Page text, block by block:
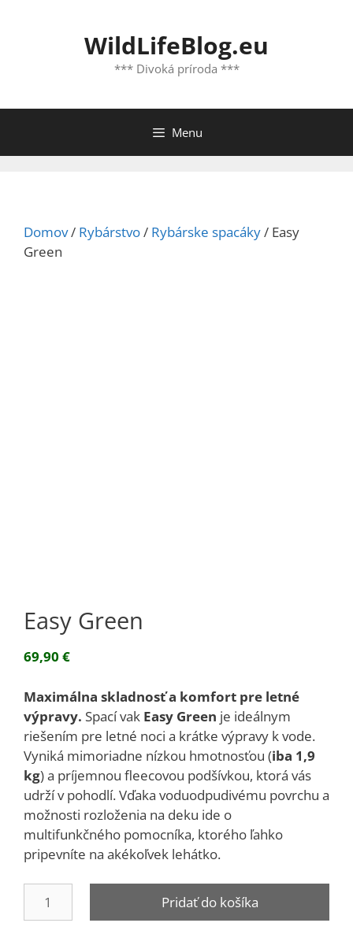
WildLifeBlog.eu
*** Divoká príroda ***
Menu
Domov/ Rybárstvo/ Rybárske spacáky/ Easy
Green
Easy Green
69,90 €
Maximálna skladnosť a komfort pre letné
výpravy. Spací vak Easy Green je ideálnym
riešením pre letné noci a krátke výpravy k vode.
Vyniká mimoriadne nízkou hmotnosťou (iba 1,9
kg) a príjemnou fleecovou podšívkou, ktorá vás
udrží v pohodlí. Vďaka voduodpudivému povrchu a
možnosti rozloženia na deku ide o
multifunkčného pomocníka, ktorého ľahko
pripevníte na akékoľvek lehátko.
Easy
Pridať do košíka